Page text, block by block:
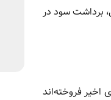
برداشت سود در
اخیر فروخته‌اند